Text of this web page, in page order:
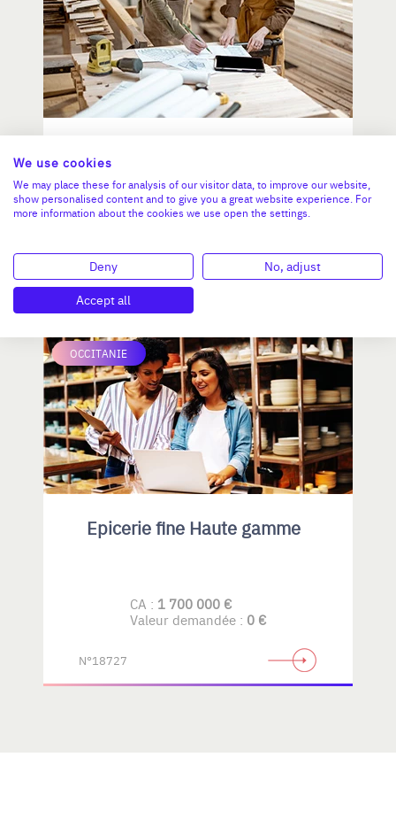
aluminium et menuiserie
N°18757
OCCITANIE
Epicerie fine Haute gamme
CA : 1 700 000 €
Valeur demandée : 0 €
N°18727
We use cookies
We may place these for analysis of our visitor data, to improve our website,
show personalised content and to give you a great website experience. For
more information about the cookies we use open the settings.
Deny
No, adjust
Accept all